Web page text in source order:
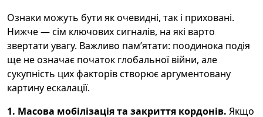
Ознаки можуть бути як очевидні, так і приховані.
Нижче — сім ключових сигналів, на які варто
звертати увагу. Важливо памʼятати: поодинока подія
ще не означає початок глобальної війни, але
сукупність цих факторів створює аргументовану
картину ескалації.
1. Масова мобілізація та закриття кордонів. Якщо